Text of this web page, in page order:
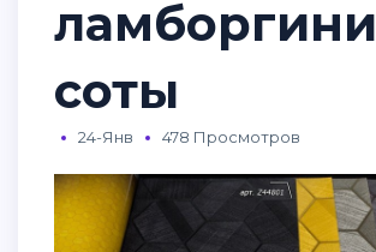
ламборгини
соты
24-Янв 478 Просмотров